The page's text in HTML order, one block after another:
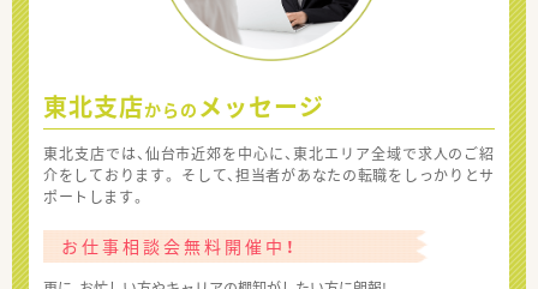
東北支店からの メッセージ
東北支店では、仙台市近郊を中心に、東北エリア全域で求人のご紹
介をしております。 そして、担当者があなたの転職をしっかりとサ
ポートします。
お仕事相談会無料開催中！